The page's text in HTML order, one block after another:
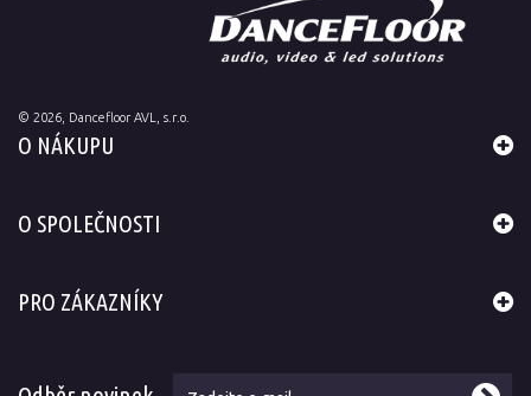
© 2026 , Dancefloor AVL, s.r.o.
O NÁKUPU
O SPOLEČNOSTI
PRO ZÁKAZNÍKY